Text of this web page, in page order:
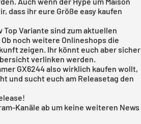
dass ihr eure Größe easy kaufen
Top Variante sind zum aktuellen
noch weitere Onlineshops die
zeigen. Ihr könnt euch aber sicher
verlinken werden.
GX6244 also wirklich kaufen wollt,
und sucht euch am Releasetag den
Kanäle ab um keine weiteren News